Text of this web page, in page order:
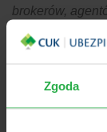
Zgoda
brokerów,
będzie musiał
a następnie
multiagencji